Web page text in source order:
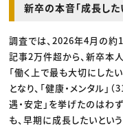
新卒の本音「成長した
調査では、2026年4月の約
記事2万件超から、新卒本
「働く上で最も大切にした
となり、「健康・メンタル」
遇・安定」を挙げたのはわ
も、早期に成長したいとい